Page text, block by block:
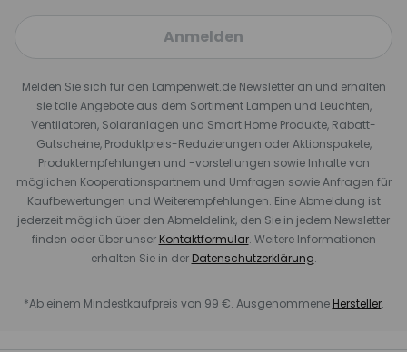
Anmelden
Melden Sie sich für den Lampenwelt.de Newsletter an und erhalten
sie tolle Angebote aus dem Sortiment Lampen und Leuchten,
Ventilatoren, Solaranlagen und Smart Home Produkte, Rabatt-
Gutscheine, Produktpreis-Reduzierungen oder Aktionspakete,
Produktempfehlungen und -vorstellungen sowie Inhalte von
möglichen Kooperationspartnern und Umfragen sowie Anfragen für
Kaufbewertungen und Weiterempfehlungen. Eine Abmeldung ist
jederzeit möglich über den Abmeldelink, den Sie in jedem Newsletter
finden oder über unser Kontaktformular. Weitere Informationen
erhalten Sie in der Datenschutzerklärung.
*Ab einem Mindestkaufpreis von 99 €. Ausgenommene Hersteller.